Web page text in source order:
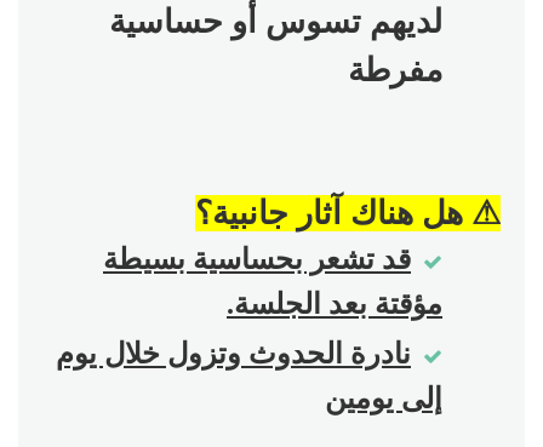
لديهم تسوس أو حساسية
مفرطة
⚠ هل هناك آثار جانبية؟
قد تشعر بحساسية بسيطة
مؤقتة بعد الجلسة.
نادرة الحدوث وتزول خلال يوم
إلى يومين